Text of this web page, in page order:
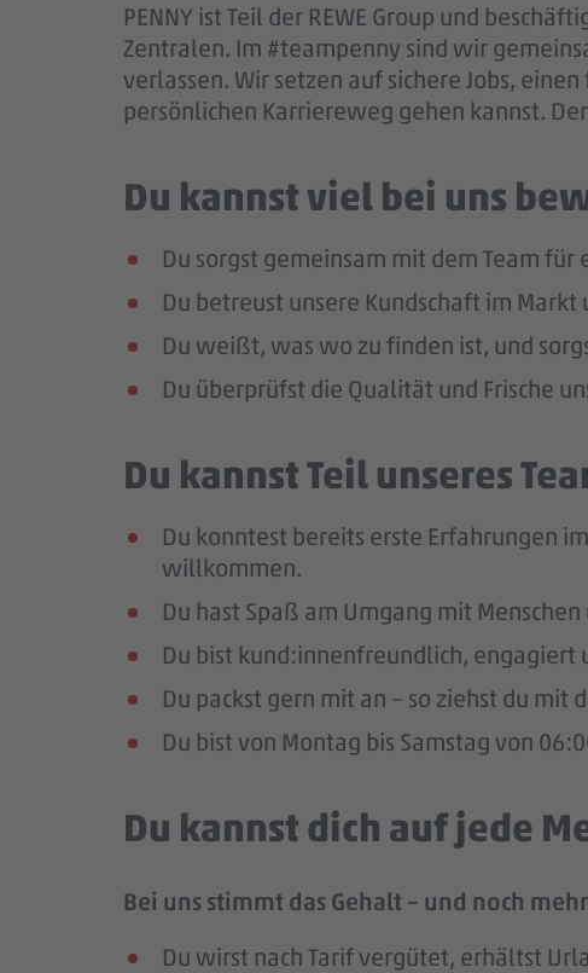
PENNY ist Teil der REWE Group und
Zentralen. Im #teampenny sind wir
verlassen. Wir setzen auf sichere Jobs,
persönlichen Karriereweg gehen kannst.
Du kannst viel bei uns
Du sorgst gemeinsam mit dem Team
Du betreust unsere Kundschaft im
Du weißt, was wo zu finden ist, und
Du überprüfst die Qualität und Frische
Du kannst Teil unseres
Du konntest bereits erste Erfahrungen
willkommen.
Du hast Spaß am Umgang mit
Du bist kund:innenfreundlich,
Du packst gern mit an – so ziehst du mit
Du bist von Montag bis Samstag von
Du kannst dich auf jede
Bei uns stimmt das Gehalt – und noch
Du wirst nach Tarif vergütet, erhältst